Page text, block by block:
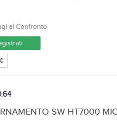
al Confronto
SW HT7000